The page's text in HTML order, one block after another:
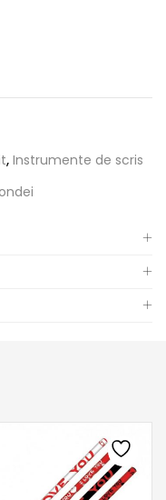
, Instrumente de scris